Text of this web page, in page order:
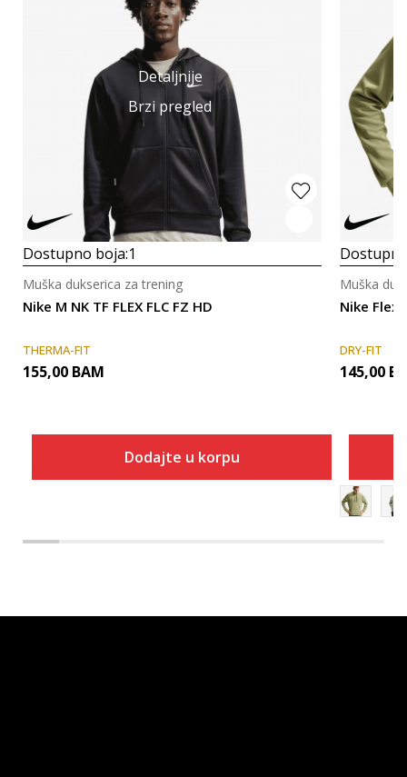
Detaljnije
Brzi pregled
Dostupno boja:1
Nike M NK TF FLEX FLC FZ HD
Muška dukserica za trening
THERMA-FIT
155,00 BAM
Dodajte u korpu
Nike Flex
Muška
DRY-FIT
145,00